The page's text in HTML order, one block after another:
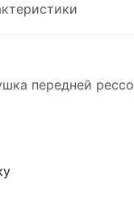
передней